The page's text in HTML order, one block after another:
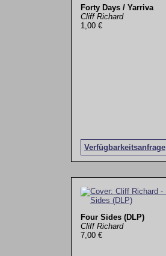
Forty Days / Yarriva
Cliff Richard
1,00 €
Verfügbarkeitsanfrage
Four Sides (DLP)
Cliff Richard
7,00 €